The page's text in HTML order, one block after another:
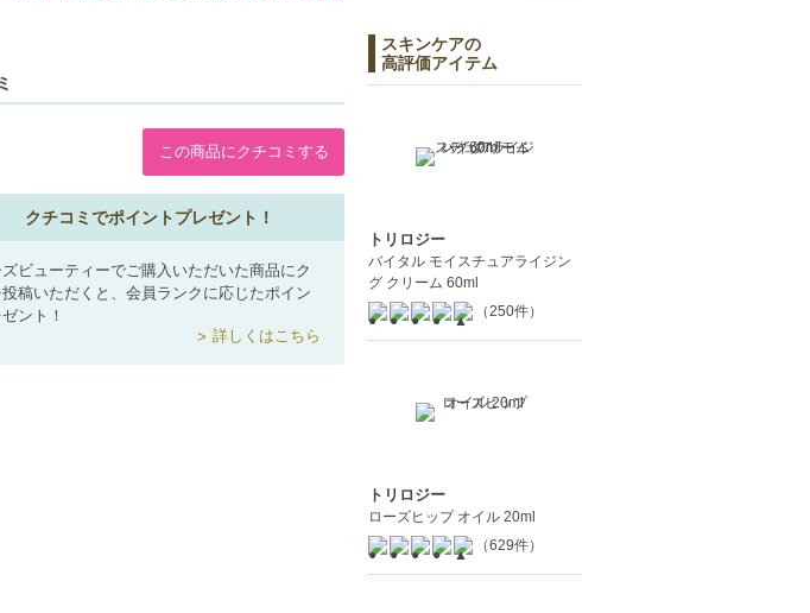
この商品にクチコミする
クチコミでポイントプレゼント！
ビューティーでご購入いただいた商品にク
稿いただくと、会員ランクに応じたポイン
ント！
詳しくはこちら
スキンケアの
高評価アイテム
トリロジー
バイタル モイスチュアライジン
グ クリーム 60ml
（250件）
トリロジー
ローズヒップ オイル 20ml
（629件）